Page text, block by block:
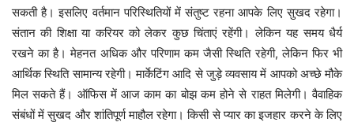
सकती है। इसलिए वर्तमान परिस्थितियों में संतुष्ट रहना आपके लिए सुखद रहेगा।
संतान की शिक्षा या करियर को लेकर कुछ चिंताएं रहेंगी। लेकिन यह समय धैर्य
रखने का है। मेहनत अधिक और परिणाम कम जैसी स्थिति रहेगी, लेकिन फिर भी
आर्थिक स्थिति सामान्य रहेगी। मार्केटिंग आदि से जुड़े व्यवसाय में आपको अच्छे मौके
मिल सकते हैं। ऑफिस में आज काम का बोझ कम होने से राहत मिलेगी। वैवाहिक
संबंधों में सुखद और शांतिपूर्ण माहौल रहेगा। किसी से प्यार का इजहार करने के लिए